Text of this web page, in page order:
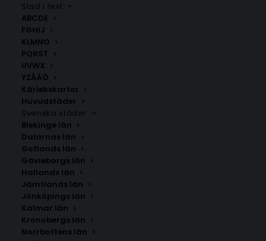
Stad i text
ABCDE
FGHIJ
KLMNO
PQRST
UVWX
YZÅÄÖ
Kärlekskartor
Huvudstäder
Svenska städer
Blekinge län
Dalarnas län
Gotlands län
Gävleborgs län
Hallands län
Jämtlands län
Jönköpings län
Kalmar län
Kronobergs län
Norrbottens län